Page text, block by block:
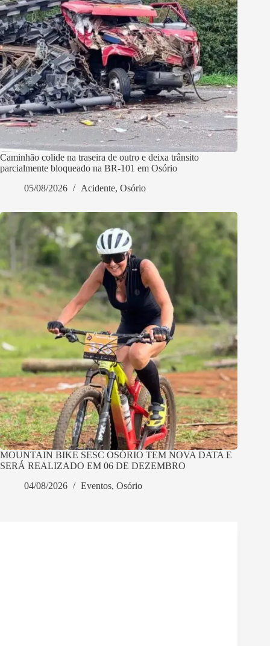
Caminhão colide na traseira de outro e deixa trânsito
parcialmente bloqueado na BR-101 em Osório
05/08/2026
Acidente, Osório
MOUNTAIN BIKE SESC OSÓRIO TEM NOVA DATA E
SERÁ REALIZADO EM 06 DE DEZEMBRO
04/08/2026
Eventos, Osório